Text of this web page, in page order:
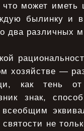
может иметь
былинку и
два различных
хозяйстве —
как тень
знак,
не